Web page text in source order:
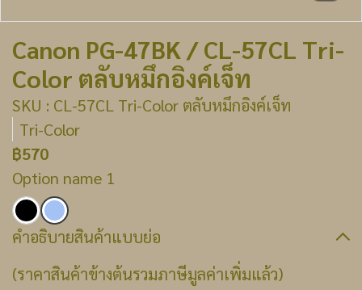
Canon PG-47BK / CL-57CL Tri-
Color ตลับหมึกอิงค์เจ็ท
SKU : CL-57CL Tri-Color ตลับหมึกอิงค์เจ็ท
Tri-Color
฿570
Option name 1
คำอธิบายสินค้าแบบย่อ
(ราคาสินค้าข้างต้นรวมภาษีมูลค่าเพิ่มแล้ว)